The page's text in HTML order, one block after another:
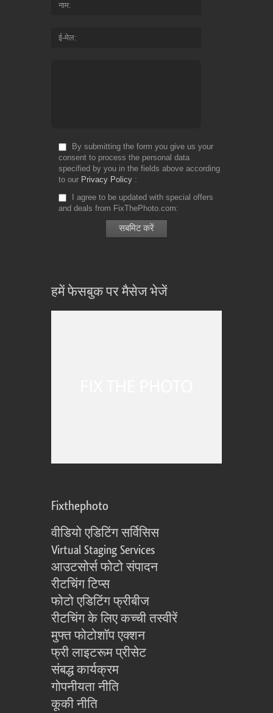
नाम
ई-मेल
By submitting the form you give us your
consent to process the personal data
specified by you in the fields above according
to our Privacy Policy
I agree to be updated with special offers
and deals from FixThePhoto.com
हमें फेसबुक पर मैसेज भेजें
Fixthephoto
वीडियो एडिटिंग सर्विसिस
Virtual Staging Services
आउटसोर्स फोटो संपादन
रीटचिंग टिप्स
फोटो एडिटिंग फ्रीबीज
रीटचिंग के लिए कच्ची तस्वीरें
मुफ्त फोटोशॉप एक्शन
फ्री लाइटरूम प्रीसेट
संबद्ध कार्यक्रम
गोपनीयता नीति
कूकी नीति